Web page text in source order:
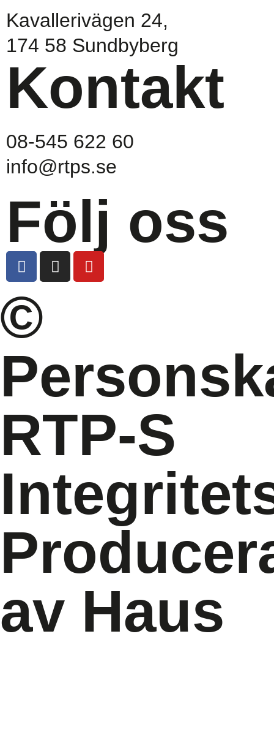
Kavallerivägen 24,
174 58 Sundbyberg
Kontakt
08-545 622 60
info@rtps.se
Följ oss
©
RTP-S
av Haus